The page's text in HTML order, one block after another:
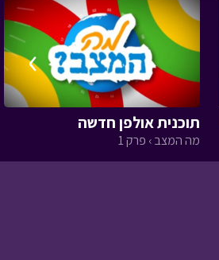
מפחד מהחושך ב•
מתוך עלילות ארץ גושן
ברכה לשנת הלימודים
תוכנית אולפן חדשה
מה המצב › פרק 1
›